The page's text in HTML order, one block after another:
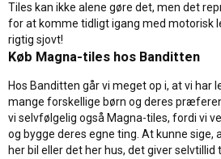
Tiles kan ikke alene gøre det, men det
for at komme tidligt igang med motorisk
rigtig sjovt!
Køb Magna-tiles hos Banditten
Hos Banditten går vi meget op i, at vi har
mange forskellige børn og deres
vi selvfølgelig også Magna-tiles, fordi vi
og bygge deres egne ting. At kunne sige,
her bil eller det her hus, det giver selvtillid